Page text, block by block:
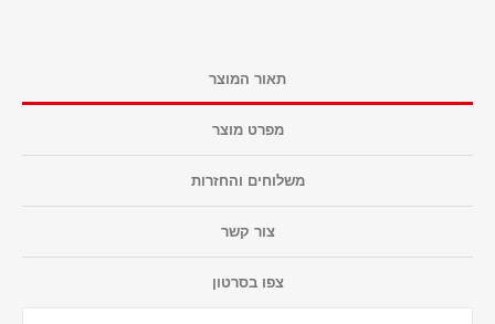
תאור המוצר
מפרט מוצר
משלוחים והחזרות
צור קשר
צפו בסרטון